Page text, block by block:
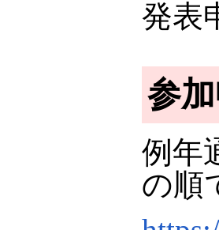
発表
参
例年
の順